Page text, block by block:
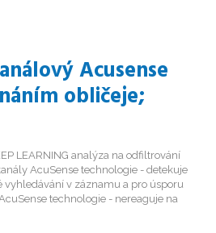
Acusense
obličeje;
LEARNING analýza na odfiltrování
AcuSense technologie - detekuje
vyhledávání v záznamu a pro úsporu
technologie - nereaguje na